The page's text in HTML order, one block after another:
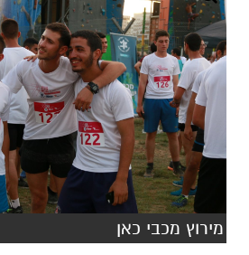
מירוץ מכבי כאן